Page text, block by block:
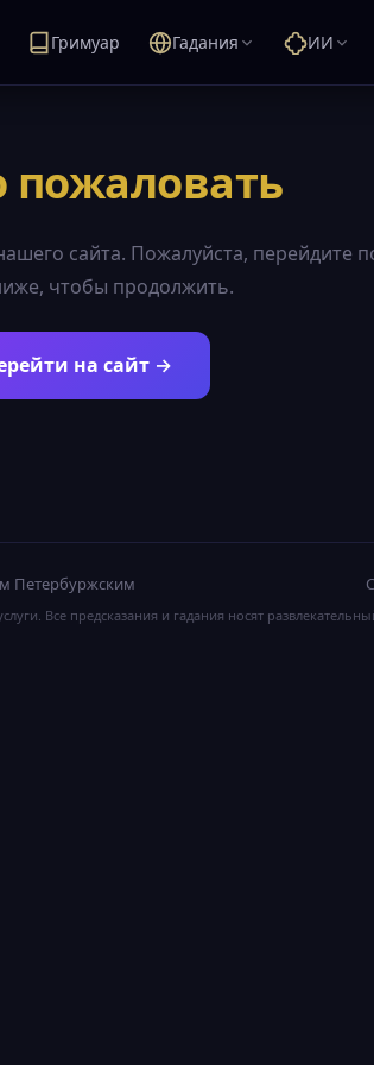
Гримуар Гадания ИИ
пожаловать
сайта. Пожалуйста, перейдите
чтобы продолжить.
на сайт →
Петербуржским
Все предсказания и гадания носят